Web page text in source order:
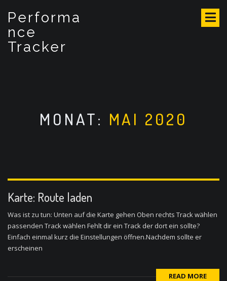
Performa
nce
Tracker
MONAT: MAI 2020
Karte: Route laden
Was ist zu tun: Unten auf die Karte gehen Oben rechts Track wählen
passenden Track wählen Fehlt dir ein Track der dort ein sollte?
Einfach einmal kurz die Einstellungen öffnen.Nachdem sollte er
erscheinen
READ MORE